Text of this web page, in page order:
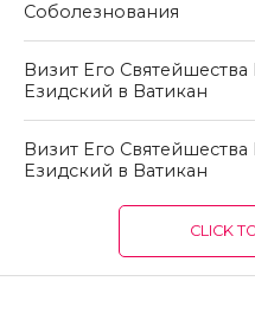
Соболезнования
Визит Его Святейшества
Езидский в Ватикан
Визит Его Святейшества
Езидский в Ватикан
CLICK